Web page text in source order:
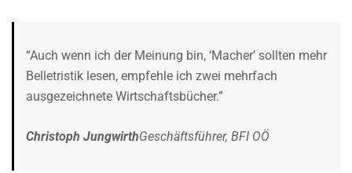
“Auch wenn ich der Meinung bin, ‘Macher’ sollten mehr
Belletristik lesen, empfehle ich zwei mehrfach
ausgezeichnete Wirtschaftsbücher.”
Christoph JungwirthGeschäftsführer, BFI OÖ